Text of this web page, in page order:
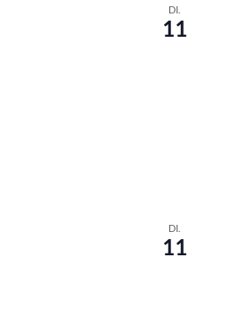
DI.
11
DI.
11